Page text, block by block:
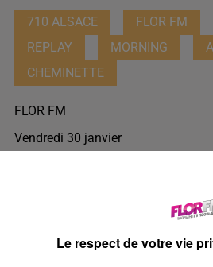
710 ALSACE FLOR FM
REPLAY
MORNING
CHEMINETTE
FLOR FM
Vendredi 30 janvier
Le respect de votre vie